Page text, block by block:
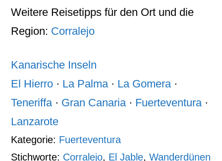
Weitere Reisetipps für den Ort und die
Region: Corralejo
Kanarische Inseln
El Hierro · La Palma· La Gomera·
Teneriffa· Gran Canaria· Fuerteventura·
Lanzarote
Kategorie: Fuerteventura
Stichworte: Corralejo, El Jable,Wanderdünen